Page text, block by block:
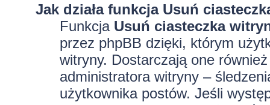
Jak działa funkcja Usuń
Funkcja Usuń ciasteczka
przez phpBB dzięki, którym
witryny. Dostarczają one
administratora witryny –
użytkownika postów. Jeśli